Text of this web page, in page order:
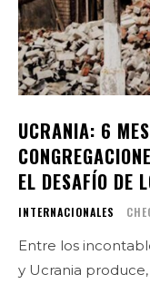
UCRANIA: 6
EL DESAFÍO DE
INTERNACIONALES
Entre los
y Ucrania